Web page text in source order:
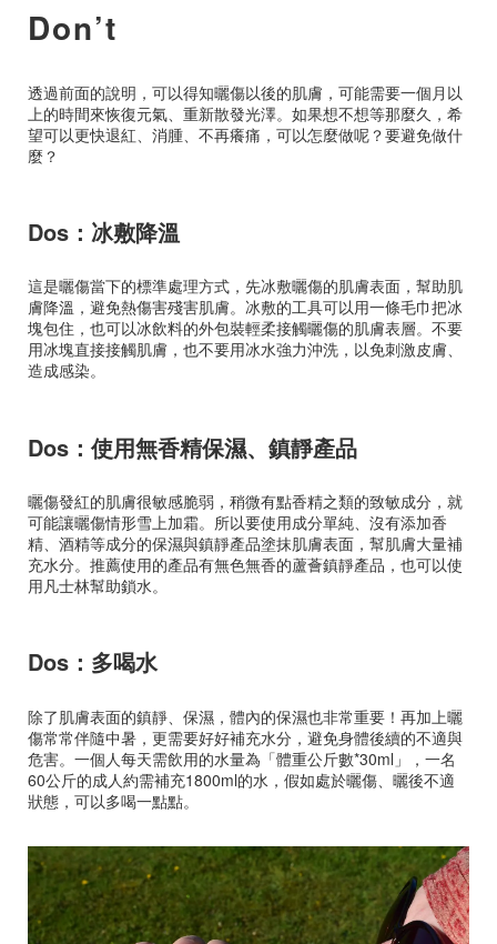
Don’t
透過前面的說明，可以得知曬傷以後的肌膚，可能需要一個月以
上的時間來恢復元氣、重新散發光澤。如果想不想等那麼久，希
望可以更快退紅、消腫、不再癢痛，可以怎麼做呢？要避免做什
麼？
Dos：冰敷降溫
這是曬傷當下的標準處理方式，先冰敷曬傷的肌膚表面，幫助肌
膚降溫，避免熱傷害殘害肌膚。冰敷的工具可以用一條毛巾把冰
塊包住，也可以冰飲料的外包裝輕柔接觸曬傷的肌膚表層。不要
用冰塊直接接觸肌膚，也不要用冰水強力沖洗，以免刺激皮膚、
造成感染。
Dos：使用無香精保濕、鎮靜產品
曬傷發紅的肌膚很敏感脆弱，稍微有點香精之類的致敏成分，就
可能讓曬傷情形雪上加霜。所以要使用成分單純、沒有添加香
精、酒精等成分的保濕與鎮靜產品塗抹肌膚表面，幫肌膚大量補
充水分。推薦使用的產品有無色無香的蘆薈鎮靜產品，也可以使
用凡士林幫助鎖水。
Dos：多喝水
除了肌膚表面的鎮靜、保濕，體內的保濕也非常重要！再加上曬
傷常常伴隨中暑，更需要好好補充水分，避免身體後續的不適與
危害。一個人每天需飲用的水量為「體重公斤數*30ml」，一名
60公斤的成人約需補充1800ml的水，假如處於曬傷、曬後不適
狀態，可以多喝一點點。